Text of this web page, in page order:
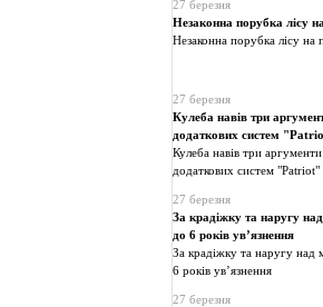
27 березня
Незаконна порубка лісу
Незаконна порубка лісу
27 березня
Кулеба навів три
додаткових систем
Кулеба навів три
додаткових систем "Patriot"
27 березня
За крадіжку та наругу
до 6 років ув’язнення
За крадіжку та наругу над
6 років ув’язнення
27 березня